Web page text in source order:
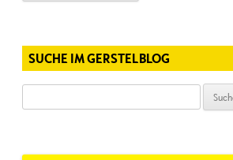
SUCHE IM GERSTELBLOG
nach: